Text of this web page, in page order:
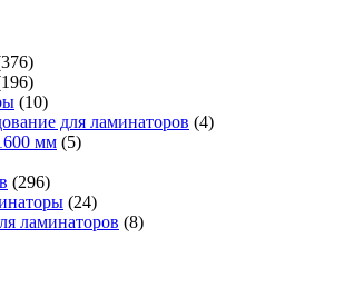
(10)
для ламинаторов (4)
мм (5)
(296)
(24)
ламинаторов (8)